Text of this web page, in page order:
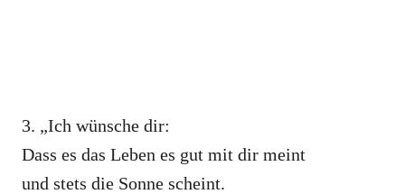
3. „Ich wünsche dir:
Dass es das Leben es gut mit dir meint
und stets die Sonne scheint.